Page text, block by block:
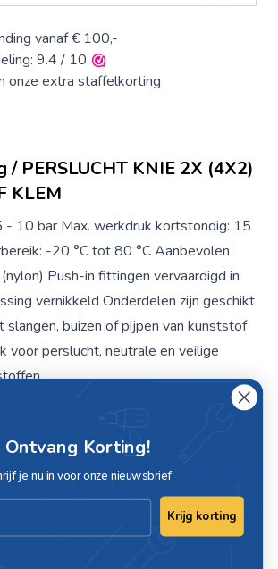
vanaf € 100,-
9.4 / 10
onze extra staffelkorting
/ PERSLUCHT KNIE 2X (4X2)
KLEM
10 bar Max. werkdruk kortstondig: 15
-20 °C tot 80 °C Aanbevolen
Push-in fittingen vervaardigd in
vernikkeld Onderdelen zijn geschikt
slangen, buizen of pijpen van kunststof
voor perslucht, neutrale en veilige
C464-4
4mm
Ontvang Korting!
je nu in voor onze nieuwsbrief
Krijg korting